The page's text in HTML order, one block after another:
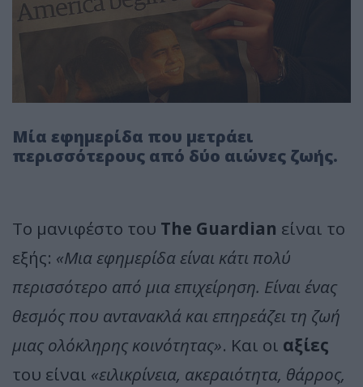
Μία εφημερίδα που μετράει
περισσότερους από δύο αιώνες ζωής.
Το μανιφέστο του The Guardian είναι το
εξής: «Μια εφημερίδα είναι κάτι πολύ
περισσότερο από μια επιχείρηση. Είναι ένας
θεσμός που αντανακλά και επηρεάζει τη ζωή
μιας ολόκληρης κοινότητας». Και οι αξίες
του είναι «ειλικρίνεια, ακεραιότητα, θάρρος,